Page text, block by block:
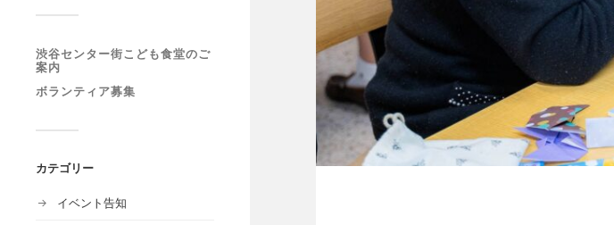
渋谷センター街こども食堂のご
案内
ボランティア募集
カテゴリー
イベント告知